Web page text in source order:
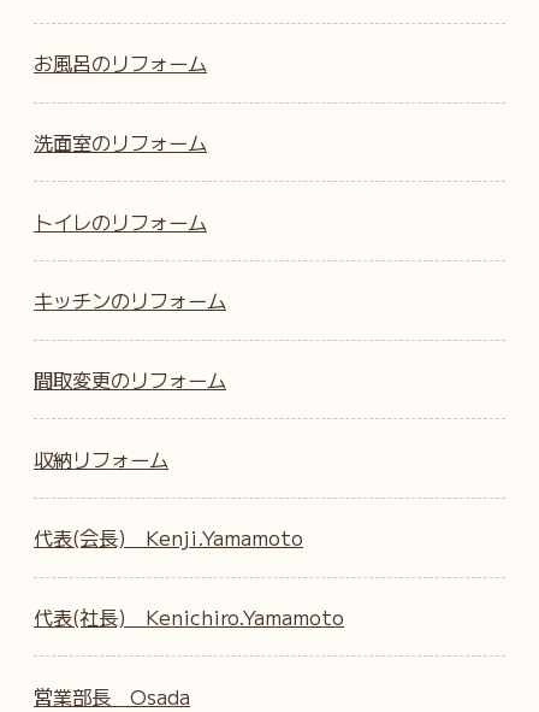
お風呂のリフォーム
洗面室のリフォーム
トイレのリフォーム
キッチンのリフォーム
間取変更のリフォーム
収納リフォーム
代表(会長) Kenji.Yamamoto
代表(社長) Kenichiro.Yamamoto
営業部長 Osada